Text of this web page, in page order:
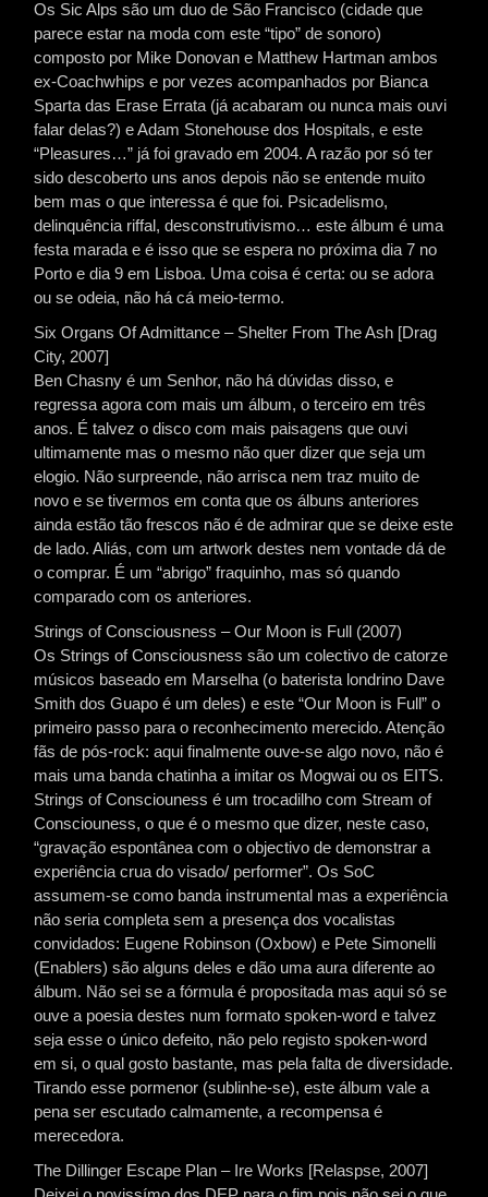
Os Sic Alps são um duo de São Francisco (cidade que
parece estar na moda com este “tipo” de sonoro)
composto por Mike Donovan e Matthew Hartman ambos
ex-Coachwhips e por vezes acompanhados por Bianca
Sparta das Erase Errata (já acabaram ou nunca mais ouvi
falar delas?) e Adam Stonehouse dos Hospitals, e este
“Pleasures…” já foi gravado em 2004. A razão por só ter
sido descoberto uns anos depois não se entende muito
bem mas o que interessa é que foi. Psicadelismo,
delinquência riffal, desconstrutivismo… este álbum é uma
festa marada e é isso que se espera no próxima dia 7 no
Porto e dia 9 em Lisboa. Uma coisa é certa: ou se adora
ou se odeia, não há cá meio-termo.
Six Organs Of Admittance – Shelter From The Ash [Drag
City, 2007]
Ben Chasny é um Senhor, não há dúvidas disso, e
regressa agora com mais um álbum, o terceiro em três
anos. É talvez o disco com mais paisagens que ouvi
ultimamente mas o mesmo não quer dizer que seja um
elogio. Não surpreende, não arrisca nem traz muito de
novo e se tivermos em conta que os álbuns anteriores
ainda estão tão frescos não é de admirar que se deixe este
de lado. Aliás, com um artwork destes nem vontade dá de
o comprar. É um “abrigo” fraquinho, mas só quando
comparado com os anteriores.
Strings of Consciousness – Our Moon is Full (2007)
Os Strings of Consciousness são um colectivo de catorze
músicos baseado em Marselha (o baterista londrino Dave
Smith dos Guapo é um deles) e este “Our Moon is Full” o
primeiro passo para o reconhecimento merecido. Atenção
fãs de pós-rock: aqui finalmente ouve-se algo novo, não é
mais uma banda chatinha a imitar os Mogwai ou os EITS.
Strings of Consciouness é um trocadilho com Stream of
Consciouness, o que é o mesmo que dizer, neste caso,
“gravação espontânea com o objectivo de demonstrar a
experiência crua do visado/ performer”. Os SoC
assumem-se como banda instrumental mas a experiência
não seria completa sem a presença dos vocalistas
convidados: Eugene Robinson (Oxbow) e Pete Simonelli
(Enablers) são alguns deles e dão uma aura diferente ao
álbum. Não sei se a fórmula é propositada mas aqui só se
ouve a poesia destes num formato spoken-word e talvez
seja esse o único defeito, não pelo registo spoken-word
em si, o qual gosto bastante, mas pela falta de diversidade.
Tirando esse pormenor (sublinhe-se), este álbum vale a
pena ser escutado calmamente, a recompensa é
merecedora.
The Dillinger Escape Plan – Ire Works [Relaspse, 2007]